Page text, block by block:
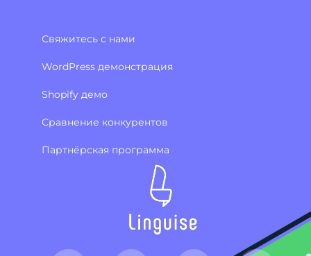
Свяжитесь с нами
WordPress демонстрация
Shopify демо
Сравнение конкурентов
Партнёрская программа